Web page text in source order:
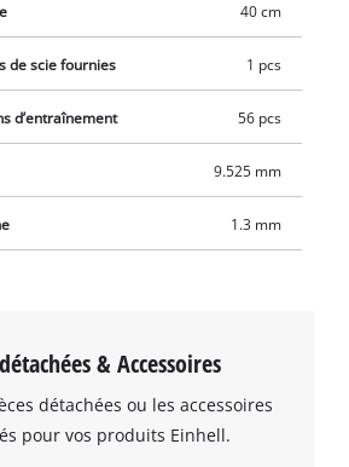
40 cm
de scie fournies 1 pcs
d’entraînement 56 pcs
9.525 mm
1.3 mm
& Accessoires
détachées ou les accessoires
pour vos produits Einhell.